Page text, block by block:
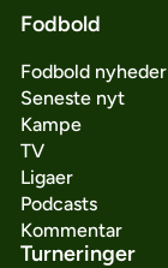
Fodbold
Fodbold nyheder
Seneste nyt
Kampe
TV
Ligaer
Podcasts
Kommentar
Turneringer